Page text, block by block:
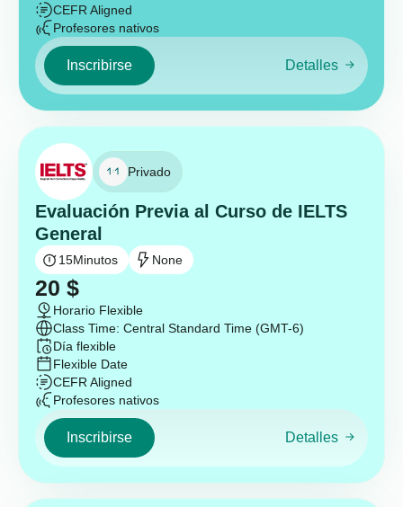
CEFR Aligned
Profesores nativos
Inscribirse Detalles
Privado
Evaluación Previa al Curso de IELTS
General
15Minutos None
20 $
Horario Flexible
Class Time: Central Standard Time (GMT-6)
Día flexible
Flexible Date
CEFR Aligned
Profesores nativos
Inscribirse Detalles